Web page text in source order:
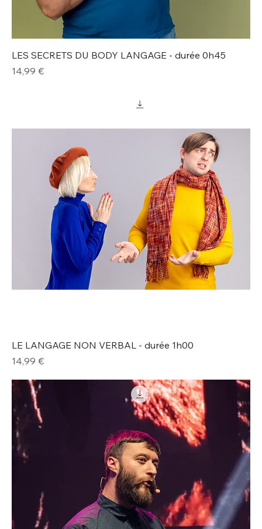
LES SECRETS DU BODY LANGAGE - durée 0h45
Prix
14,99 €
LE LANGAGE NON VERBAL - durée 1h00
Prix
14,99 €